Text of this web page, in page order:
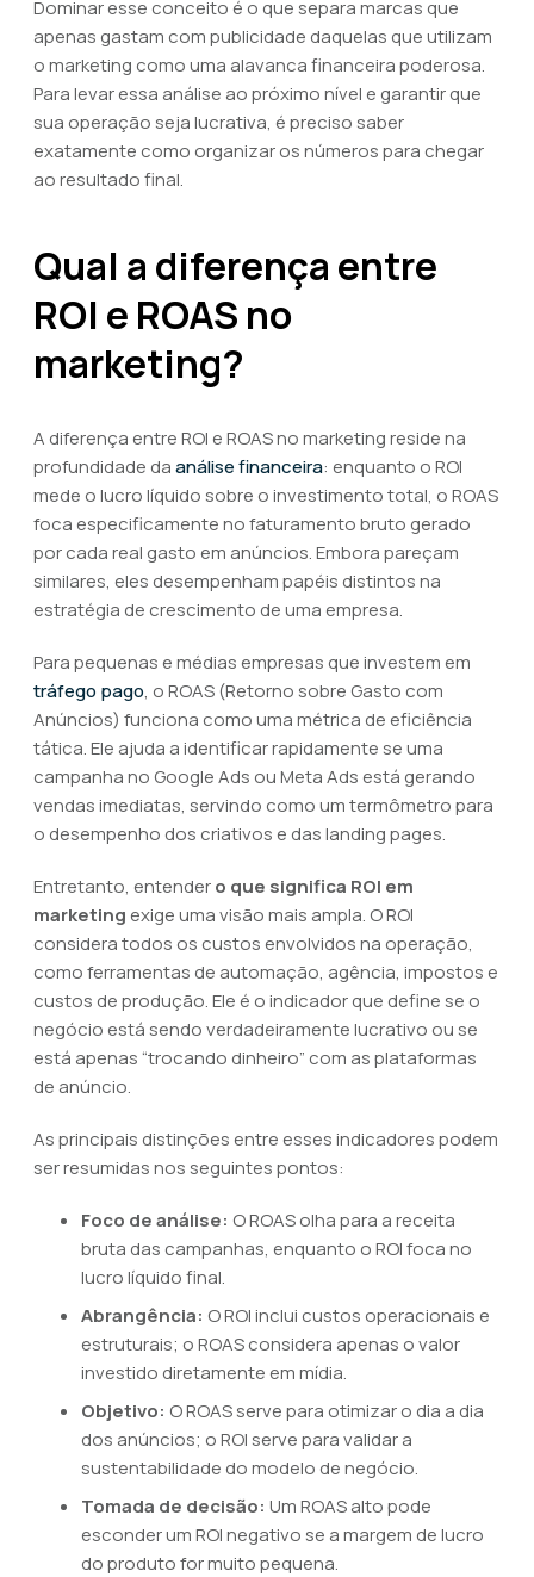
Dominar esse conceito é o que separa marcas que
apenas gastam com publicidade daquelas que utilizam
o marketing como uma alavanca financeira poderosa.
Para levar essa análise ao próximo nível e garantir que
sua operação seja lucrativa, é preciso saber
exatamente como organizar os números para chegar
ao resultado final.
Qual a diferença entre
ROI e ROAS no
marketing?
A diferença entre ROI e ROAS no marketing reside na
profundidade daanálise financeira: enquanto o ROI
mede o lucro líquido sobre o investimento total, o ROAS
foca especificamente no faturamento bruto gerado
por cada real gasto em anúncios. Embora pareçam
similares, eles desempenham papéis distintos na
estratégia de crescimento de uma empresa.
Para pequenas e médias empresas que investem em
tráfego pago, o ROAS (Retorno sobre Gasto com
Anúncios) funciona como uma métrica de eficiência
tática. Ele ajuda a identificar rapidamente se uma
campanha no Google Ads ou Meta Ads está gerando
vendas imediatas, servindo como um termômetro para
o desempenho dos criativos e das landing pages.
Entretanto, entendero que significa ROI em
marketing exige uma visão mais ampla. O ROI
considera todos os custos envolvidos na operação,
como ferramentas de automação, agência, impostos e
custos de produção. Ele é o indicador que define se o
negócio está sendo verdadeiramente lucrativo ou se
está apenas “trocando dinheiro” com as plataformas
de anúncio.
As principais distinções entre esses indicadores podem
ser resumidas nos seguintes pontos:
Foco de análise: O ROAS olha para a receita
bruta das campanhas, enquanto o ROI foca no
lucro líquido final.
Abrangência: O ROI inclui custos operacionais e
estruturais; o ROAS considera apenas o valor
investido diretamente em mídia.
Objetivo: O ROAS serve para otimizar o dia a dia
dos anúncios; o ROI serve para validar a
sustentabilidade do modelo de negócio.
Tomada de decisão: Um ROAS alto pode
esconder um ROI negativo se a margem de lucro
do produto for muito pequena.